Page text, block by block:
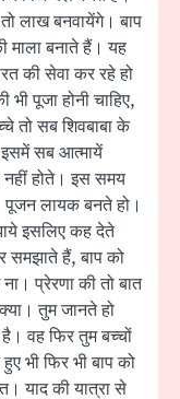
लाख बनवायेंगे। बाप
माला बनाते हैं। यह
की सेवा कर रहे हो
पूजा होनी चाहिए,
तो सब शिवबाबा के
सब आत्मायें
नहीं होते। इस समय
पूजन लायक बनते हो।
इसलिए कह देते
समझाते हैं, बाप को
प्रेरणा की तो बात
तुम जानते हो
वह फिर तुम बच्चों
भी फिर भी बाप को
याद की यात्रा से